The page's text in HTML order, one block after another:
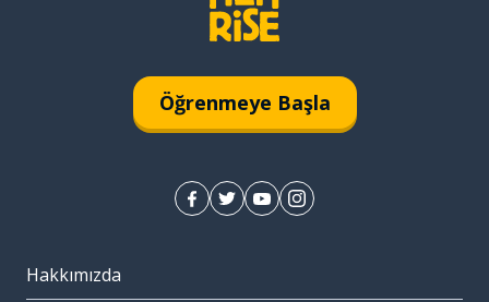
Öğrenmeye Başla
Hakkımızda